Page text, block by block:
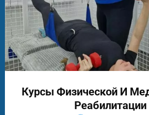
Курсы Физической И
Реабилитации